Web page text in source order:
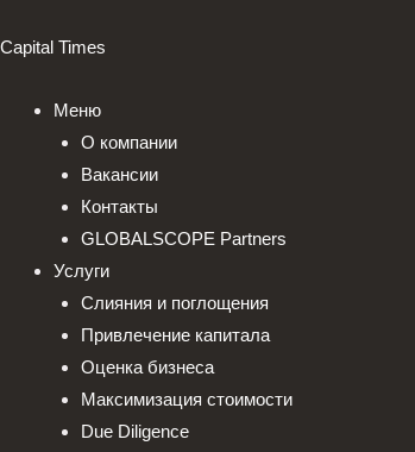
Capital Times
Меню
О компании
Вакансии
Контакты
GLOBALSCOPE Partners
Услуги
Слияния и поглощения
Привлечение капитала
Оценка бизнеса
Максимизация стоимости​
Due Diligence